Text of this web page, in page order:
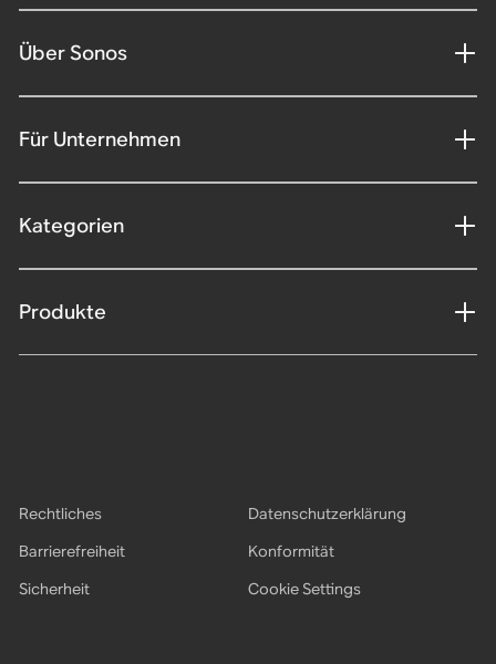
Über Sonos
Für Unternehmen
Kategorien
Produkte
Rechtliches
Datenschutzerklärung
Barrierefreiheit
Konformität
Sicherheit
Cookie Settings